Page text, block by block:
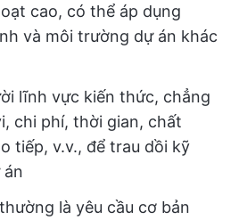
cao, có thể áp dụng
và môi trường dự án khác
lĩnh vực kiến thức, chẳng
chi phí, thời gian, chất
tiếp, v.v., để trau dồi kỹ
án
là yêu cầu cơ bản